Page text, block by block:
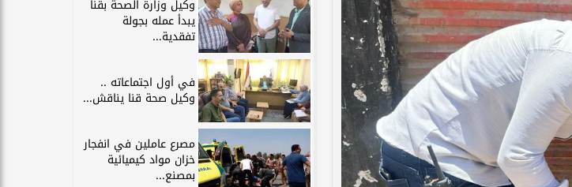
وكيل وزارة الصحة بقنا
يبدأ عمله بجولة
تفقدية...
في أول اجتماعاته ..
وكيل صحة قنا يناقش...
مصرع عاملين في انفجار
خزان مواد كيميائية
بمصنع...